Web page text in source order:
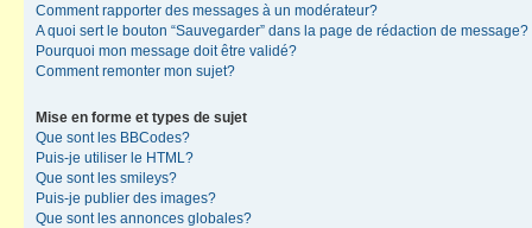
Comment rapporter des messages à un modérateur?
A quoi sert le bouton “Sauvegarder” dans la page de rédaction de message?
Pourquoi mon message doit être validé?
Comment remonter mon sujet?
Mise en forme et types de sujet
Que sont les BBCodes?
Puis-je utiliser le HTML?
Que sont les smileys?
Puis-je publier des images?
Que sont les annonces globales?